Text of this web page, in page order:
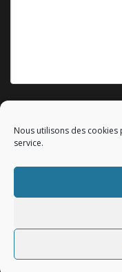
Nous utilisons des
service.
Mentions